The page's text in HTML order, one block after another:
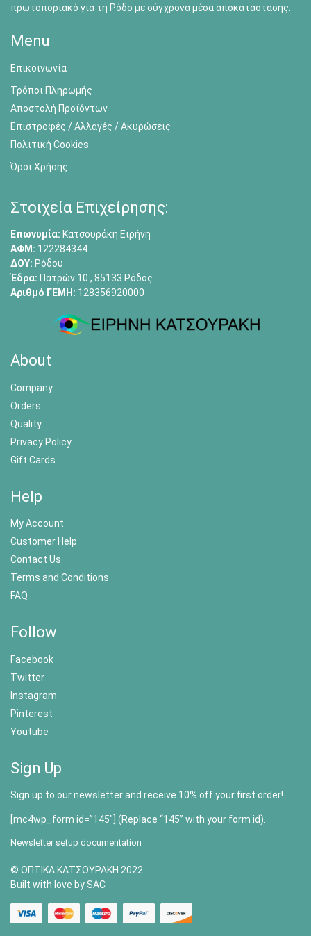
πρωτοποριακό για τη Ρόδο με σύγχρονα μέσα αποκατάστασης.
Menu
Επικοινωνία
Τρόποι Πληρωμής
Αποστολή Προϊόντων
Επιστροφές / Αλλαγές / Ακυρώσεις
Πολιτική Cookies
Όροι Χρήσης
Στοιχεία Επιχείρησης:
Επωνυμία: Κατσουράκη Ειρήνη
ΑΦΜ: 122284344
ΔΟΥ: Ρόδου
Έδρα: Πατρών 10 , 85133 Ρόδος
Αριθμό ΓΕΜΗ: 128356920000
About
Company
Orders
Quality
Privacy Policy
Gift Cards
Help
My Account
Customer Help
Contact Us
Terms and Conditions
FAQ
Follow
Facebook
Twitter
Instagram
Pinterest
Youtube
Sign Up
Sign up to our newsletter and receive 10% off your first order!
[mc4wp_form id=”145″] (Replace “145” with your form id).
Newsletter setup documentation
© ΟΠΤΙΚΑ ΚΑΤΣΟΥΡΑΚΗ 2022
Built with love by SAC